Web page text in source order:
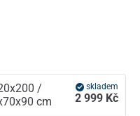
/
cm
skladem
2 999 Kč